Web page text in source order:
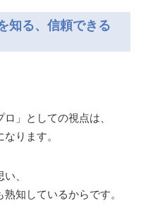
知る、信頼できる
」としての視点は、
ります。
、
知しているからです。